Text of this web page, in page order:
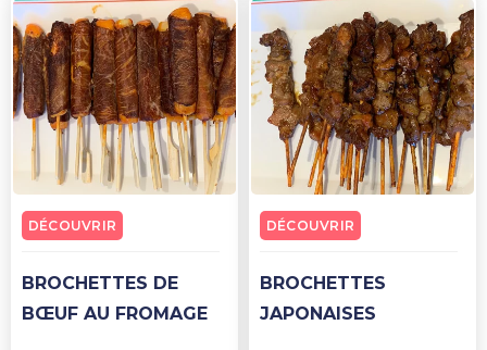
BROCHETTES DE
BŒUF AU FROMAGE
DÉCOUVRIR
BROCHETTES
JAPONAISES
DÉCOUVRIR